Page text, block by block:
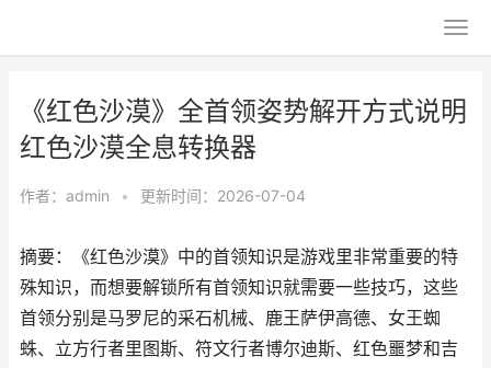
《红色沙漠》全首领姿势解开方式说明
红色沙漠全息转换器
作者： admin • 更新时间：2026-07-04
摘要：《红色沙漠》中的首领知识是游戏里非常重要的特
殊知识，而想要解锁所有首领知识就需要一些技巧，这些
首领分别是马罗尼的采石机械、鹿王萨伊高德、女王蜘
蛛、立方行者里图斯、符文行者博尔迪斯、红色噩梦和吉